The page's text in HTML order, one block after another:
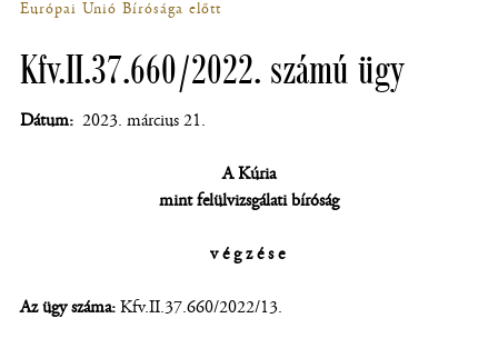
Morzsa
Európai Unió Bírósága előtt
Kfv.II.37.660/2022. számú ügy
Dátum 2023. március 21.
A Kúria
mint felülvizsgálati bíróság
végzése
Az ügy száma:Kfv.II.37.660/2022/13.